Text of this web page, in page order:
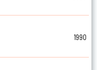
1990